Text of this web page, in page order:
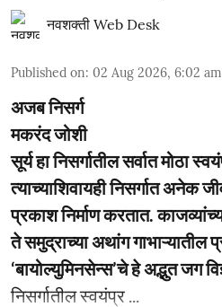
नवशक्ती Web Desk
Published on: 02 Aug 2026, 6:02 am
अजब निसर्ग
मकरंद जोशी
सूर्य हा निसर्गातील सर्वात मोठा
त्याच्याशिवायही निसर्गात अनेक
प्रकाश निर्माण करतात.
ते समुद्राच्या अथांग गाभाऱ्यातील
‘बायोल्युमिनसेन्स’चे हे अद्भुत जग
निसर्गातील स्वयंप्र ...